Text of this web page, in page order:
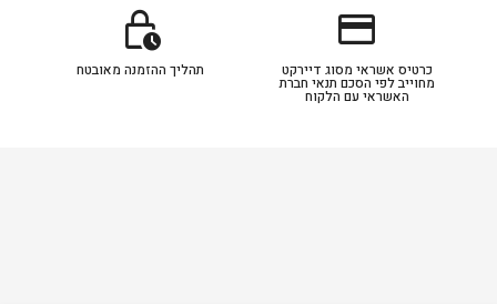
credit_card
כרטיס אשראי מסוג דיירקט
מחוייב לפי הסכם תנאי חברת
האשראי עם הלקוח
lock_clock
תהליך ההזמנה מאובטח